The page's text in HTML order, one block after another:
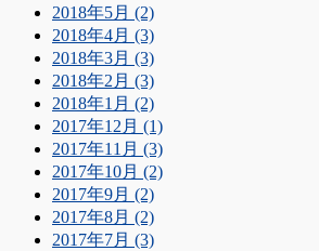
2018年5月 (2)
2018年4月 (3)
2018年3月 (3)
2018年2月 (3)
2018年1月 (2)
2017年12月 (1)
2017年11月 (3)
2017年10月 (2)
2017年9月 (2)
2017年8月 (2)
2017年7月 (3)